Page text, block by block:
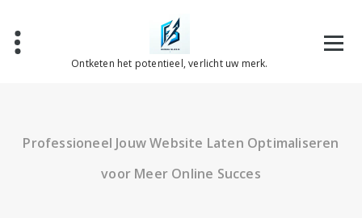
inhoud
Ontketen het potentieel, verlicht uw merk.
Professioneel Jouw Website Laten Optimaliseren
voor Meer Online Succes